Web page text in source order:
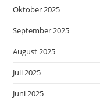
Oktober 2025
September 2025
August 2025
Juli 2025
Juni 2025